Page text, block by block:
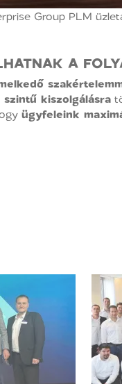
Group PLM
A
kiszolgálásra
ügyfeleink